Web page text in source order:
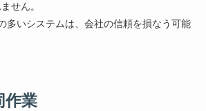
せん。
多いシステムは、会社の信頼を損なう可能
作業